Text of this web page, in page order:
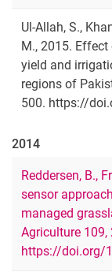
Ul-Allah, S.,
M., 2015.
yield and
regions of
500. https://
2014
Reddersen, B.,
sensor
managed
Agriculture 109,
https://doi.org/